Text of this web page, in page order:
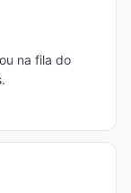
na fila do